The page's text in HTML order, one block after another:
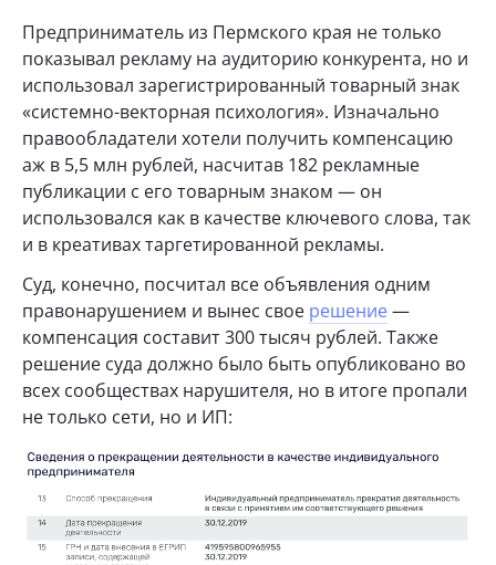
Предприниматель из Пермского края не только
показывал рекламу на аудиторию конкурента, но и
использовал зарегистрированный товарный знак
«системно-векторная психология». Изначально
правообладатели хотели получить компенсацию
аж в 5,5 млн рублей, насчитав 182 рекламные
публикации с его товарным знаком — он
использовался как в качестве ключевого слова, так
и в креативах таргетированной рекламы.
Суд, конечно, посчитал все объявления одним
правонарушением и вынес свое решение—
компенсация составит 300 тысяч рублей. Также
решение суда должно было быть опубликовано во
всех сообществах нарушителя, но в итоге пропали
не только сети, но и ИП: